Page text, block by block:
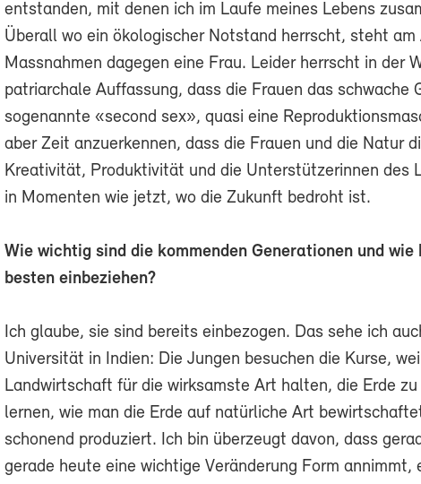
entstanden, mit denen ich im Laufe meines Lebens
Überall wo ein ökologischer Notstand herrscht, steht am
Massnahmen dagegen eine Frau. Leider herrscht in der
patriarchale Auffassung, dass die Frauen das schwache
sogenannte «second sex», quasi eine
aber Zeit anzuerkennen, dass die Frauen und die Natur
Kreativität, Produktivität und die Unterstützerinnen des
in Momenten wie jetzt, wo die Zukunft bedroht ist.
Wie wichtig sind die kommenden Generationen und wie
besten einbeziehen?
Ich glaube, sie sind bereits einbezogen. Das sehe ich
Universität in Indien: Die Jungen besuchen die Kurse,
Landwirtschaft für die wirksamste Art halten, die Erde
lernen, wie man die Erde auf natürliche Art
schonend produziert. Ich bin überzeugt davon, dass
gerade heute eine wichtige Veränderung Form annimmt,